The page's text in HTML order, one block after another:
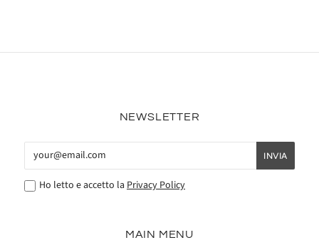
NEWSLETTER
Ho letto e accetto la Privacy Policy
MAIN MENU